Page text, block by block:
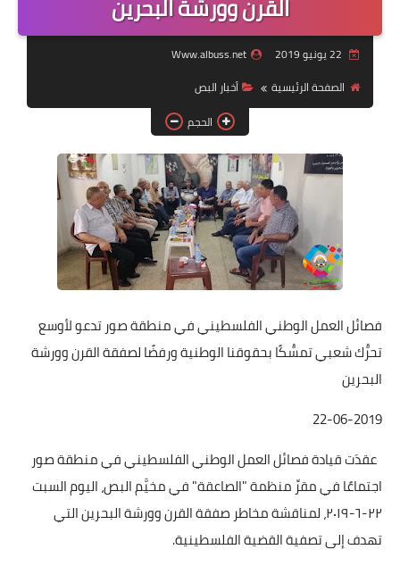
لك سيدتي
القرن وورشة البحرين
Www.albuss.net
الصفحة الرئيسية
أخبار البص
الحجم
فصائل العمل الوطني الفلسطيني في منطقة صور تدعو لأوسع
تحرُّك شعبي تمسُّكًا بحقوقنا الوطنية ورفضًا لصفقة القرن وورشة
البحرين
22-06-2019
عقدَت قيادة فصائل العمل الوطني الفلسطيني في منطقة صور
اجتماعًا في مقرِّ منظمة "الصاعقة" في مخيَّم البص، اليوم السبت
٢٢-٦-٢٠١٩، لمناقشة مخاطر صفقة القرن وورشة البحرين التي
تهدف إلى تصفية القضية الفلسطينية.